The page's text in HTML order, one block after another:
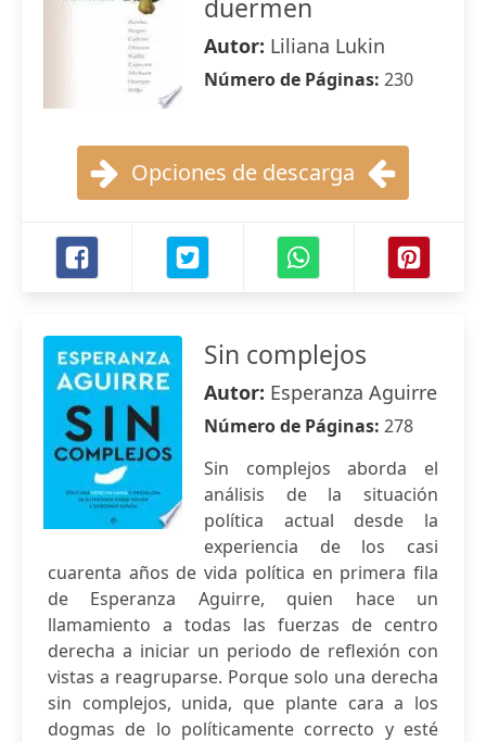
duermen
Autor: Liliana Lukin
Número de Páginas: 230
Opciones de descarga
Sin complejos
Autor: Esperanza Aguirre
Número de Páginas: 278
Sin complejos aborda el
análisis de la situación
política actual desde la
experiencia de los casi
cuarenta años de vida política en primera fila
de Esperanza Aguirre, quien hace un
llamamiento a todas las fuerzas de centro
derecha a iniciar un periodo de reflexión con
vistas a reagruparse. Porque solo una derecha
sin complejos, unida, que plante cara a los
dogmas de lo políticamente correcto y esté